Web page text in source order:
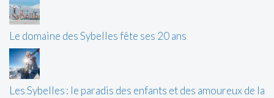
Le domaine des Sybelles fête ses 20 ans
Les Sybelles : le paradis des enfants et des amoureux de la